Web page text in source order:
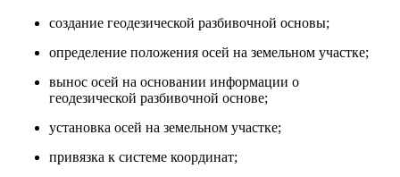
создание геодезической разбивочной основы;
определение положения осей на земельном участке;
вынос осей на основании информации о
геодезической разбивочной основе;
установка осей на земельном участке;
привязка к системе координат;